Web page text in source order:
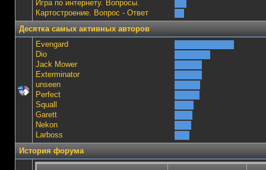
Игра по интернету. Вопросы.
Картостроение. Вопрос - Ответ
Десятка самых активных авторов
Evengard
Dio
Jack Mower
Exterminator
unseen
Perfect
Squall
Garett
Nekon
Lаrboss
История форума